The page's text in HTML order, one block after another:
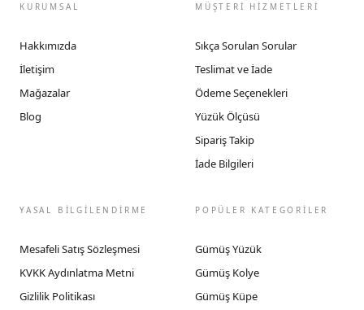
KURUMSAL
Hakkımızda
İletişim
Mağazalar
Blog
MÜŞTERİ HİZMETLERİ
Sıkça Sorulan Sorular
Teslimat ve İade
Ödeme Seçenekleri
Yüzük Ölçüsü
Sipariş Takip
İade Bilgileri
YASAL BİLGİLENDİRME
Mesafeli Satış Sözleşmesi
KVKK Aydınlatma Metni
Gizlilik Politikası
POPÜLER KATEGORİLER
Gümüş Yüzük
Gümüş Kolye
Gümüş Küpe